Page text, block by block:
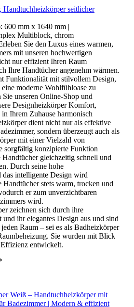
Handtuchheizkörper seitlicher
600 mm x 1640 mm |
Multiblock, chrom
Sie den Luxus eines warmen,
mit unseren hochwertigen
nur effizient Ihren Raum
Ihre Handtücher angenehm wärmen.
Funktionalität mit stilvollem Design,
moderne Wohlfühloase zu
unseren Online-Shop und
Designheizkörper Komfort,
Ihrem Zuhause harmonisch
dient nicht nur als effektive
sondern überzeugt auch als
mit einer Vielzahl von
sorgfältig konzipierte Funktion
Handtücher gleichzeitig schnell und
Durch seine hohe
intelligente Design wird
Handtücher stets warm, trocken und
er zum unverzichtbaren
wird.
zeichnen sich durch ihre
und ihr elegantes Design aus und sind
Raum – sei es als Badheizkörper
Sie wurden mit Blick
entwickelt.